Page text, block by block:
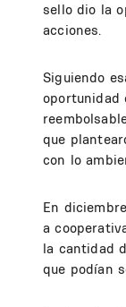
sello dio la
acciones.
Siguiendo
oportunidad
que
con lo
En
a
la cantidad
que podían